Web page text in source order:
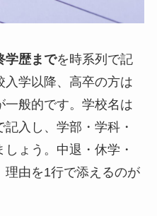
学歴までを時系列で記
入学以降、高卒の方は
一般的です。学校名は
記入し、学部・学科・
ょう。中退・休学・
理由を1行で添えるのが